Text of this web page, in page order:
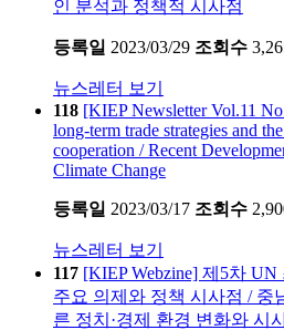
인 분석과 정책적 시사점
등록일 2023/03/29 조회수
뉴스레터 보기
118 [KIEP Newsletter Vol.11
long-term trade strategies and
cooperation / Recent
Climate Change
등록일 2023/03/17 조회수
뉴스레터 보기
117 [KIEP Webzine] 제5차
주요 의제와 정책 시사점 / 중
른 정치·경제 환경 변화와 시